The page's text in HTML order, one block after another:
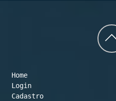
Home
Login
Cadastro